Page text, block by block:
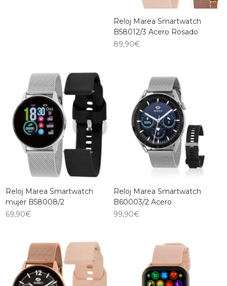
Reloj Marea Smartwatch
B58012/3 Acero Rosado
89,90€
Reloj Marea Smartwatch
mujer B58008/2
69,90€
Reloj Marea Smartwatch
B60003/2 Acero
99,90€